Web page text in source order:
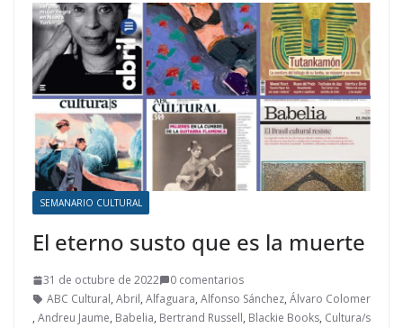
SEMANARIO CULTURAL
El eterno susto que es la muerte
31 de octubre de 2022
0 comentarios
ABC Cultural, Abril, Alfaguara, Alfonso Sánchez, Álvaro Colomer
, Andreu Jaume, Babelia, Bertrand Russell, Blackie Books, Cultura/s